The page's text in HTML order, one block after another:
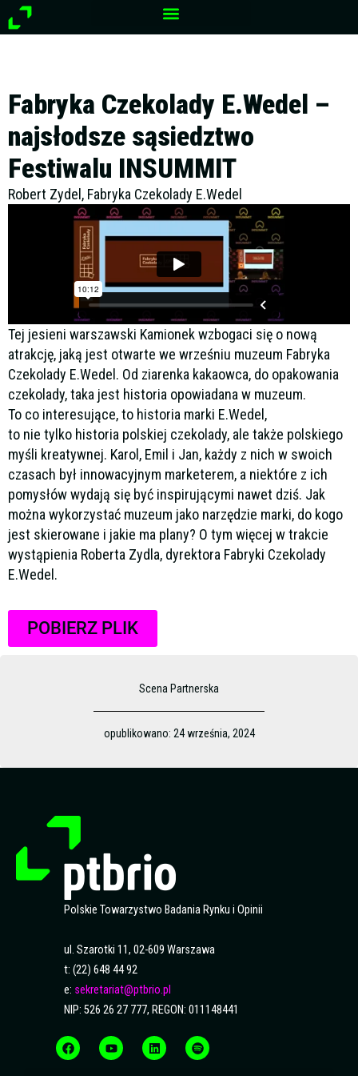
Przejdź
do
Fabryka Czekolady E.Wedel –
najsłodsze sąsiedztwo
Festiwalu INSUMMIT
Robert Zydel, Fabryka Czekolady E.Wedel
Tej jesieni warszawski Kamionek wzbogaci się o nową
atrakcję, jaką jest otwarte we wrześniu muzeum Fabryka
Czekolady E.Wedel. Od ziarenka kakaowca, do opakowania
czekolady, taka jest historia opowiadana w muzeum.
To co interesujące, to historia marki E.Wedel,
to nie tylko historia polskiej czekolady, ale także polskiego
myśli kreatywnej. Karol, Emil i Jan, każdy z nich w swoich
czasach był innowacyjnym marketerem, a niektóre z ich
pomysłów wydają się być inspirującymi nawet dziś. Jak
można wykorzystać muzeum jako narzędzie marki, do kogo
jest skierowane i jakie ma plany? O tym więcej w trakcie
wystąpienia Roberta Zydla, dyrektora Fabryki Czekolady
E.Wedel.
POBIERZ PLIK
Scena Partnerska
opublikowano: 24 września, 2024
Polskie Towarzystwo Badania Rynku i Opinii
ul. Szarotki 11, 02-609 Warszawa
t: (22) 648 44 92
e: sekretariat@ptbrio.pl
NIP: 526 26 27 777, REGON: 011148441
a
c
e
o
u
t
i
n
k
p
o
t